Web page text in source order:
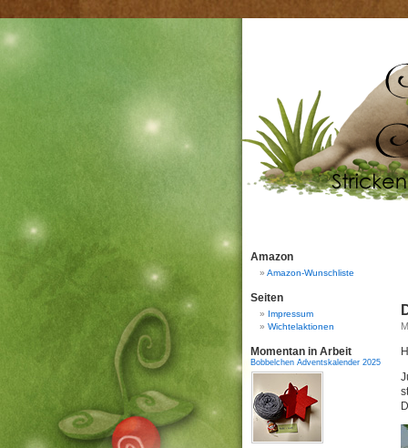
Amazon
Amazon-Wunschliste
Seiten
Impressum
Wichtelaktionen
Momentan in Arbeit
Bobbelchen Adventskalender 2025